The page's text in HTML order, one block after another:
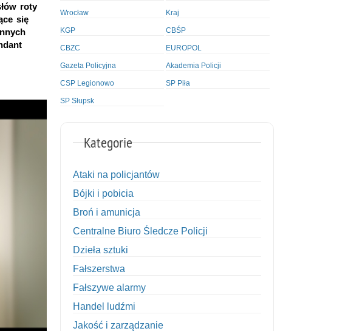
roty
się
Wrocław Kraj
KGP CBŚP
CBZC EUROPOL
Gazeta Policyjna Akademia Policji
CSP Legionowo SP Piła
SP Słupsk
Kategorie
Ataki na policjantów
Bójki i pobicia
Broń i amunicja
Centralne Biuro Śledcze Policji
Dzieła sztuki
Fałszerstwa
Fałszywe alarmy
Handel ludźmi
Jakość i zarządzanie